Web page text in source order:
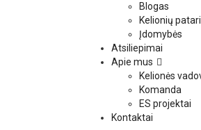
Blogas
Kelionių
Įdomybės
Atsiliepimai
Apie mus
Kelionės
Komanda
ES projektai
Kontaktai